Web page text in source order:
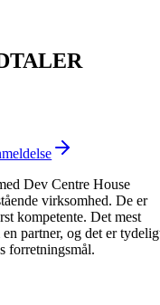
Dev Centre House
virksomhed. De er
kompetente. Det mest
partner, og det er
forretningsmål.